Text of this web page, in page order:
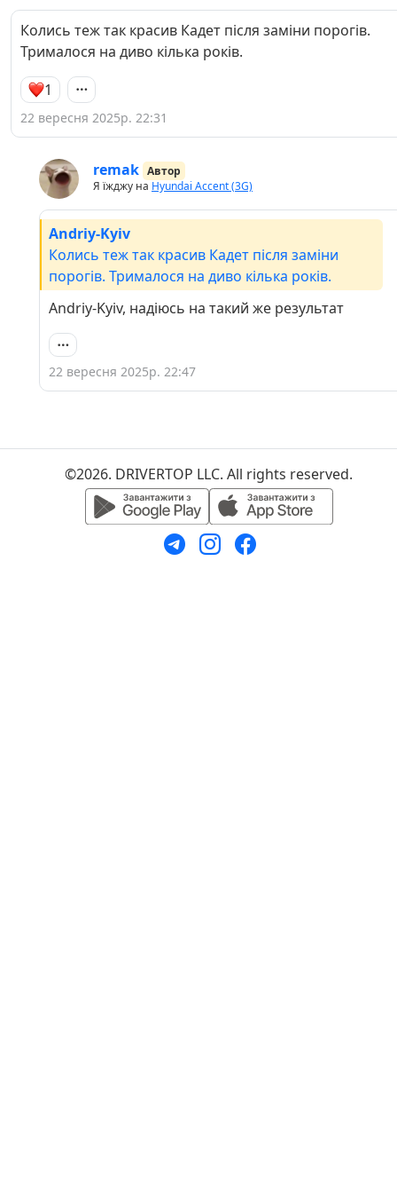
Колись теж так красив Кадет після заміни порогів.
Трималося на диво кілька років.
1
22 вересня 2025р. 22:31
remak Автор
Я їжджу на Hyundai Accent (3G)
Andriy-Kyiv
Колись теж так красив Кадет після заміни
порогів. Трималося на диво кілька років.
Andriy-Kyiv, надіюсь на такий же результат
22 вересня 2025р. 22:47
©2026. DRIVERTOP LLC. All rights reserved.